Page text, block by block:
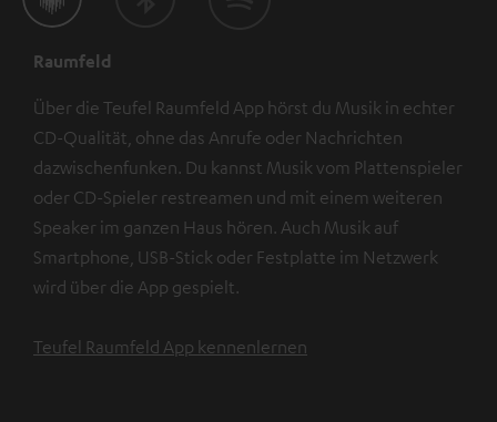
Raumfeld
Über die Teufel Raumfeld App hörst du Musik in echter
CD-Qualität, ohne das Anrufe oder Nachrichten
dazwischenfunken. Du kannst Musik vom Plattenspieler
oder CD-Spieler restreamen und mit einem weiteren
Speaker im ganzen Haus hören. Auch Musik auf
Smartphone, USB-Stick oder Festplatte im Netzwerk
wird über die App gespielt.
Teufel Raumfeld App kennenlernen